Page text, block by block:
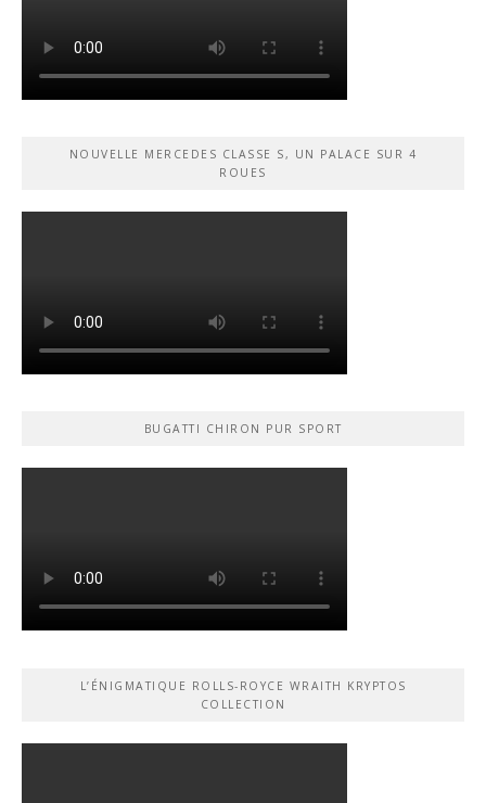
NOUVELLE MERCEDES CLASSE S, UN PALACE SUR 4
ROUES
BUGATTI CHIRON PUR SPORT
L’ÉNIGMATIQUE ROLLS-ROYCE WRAITH KRYPTOS
COLLECTION